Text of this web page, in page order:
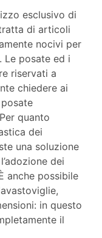
esclusivo di
di articoli
nocivi per
Le posate ed i
riservati a
chiedere ai
quanto
dei
una soluzione
dei
anche possibile
in questo
il